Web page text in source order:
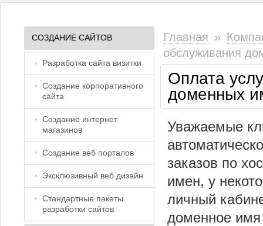
СОЗДАНИЕ САЙТОВ
Разработка сайта визитки
Создание корпоративного
сайта
Создание интернет
магазинов
Создание веб порталов
Эксклюзивный веб дизайн
Стандартные пакеты
разработки сайтов
Главная »
обслуживания
Оплата
доменных
Уважаемые
заказов по
имен, у
личный
доменное имя